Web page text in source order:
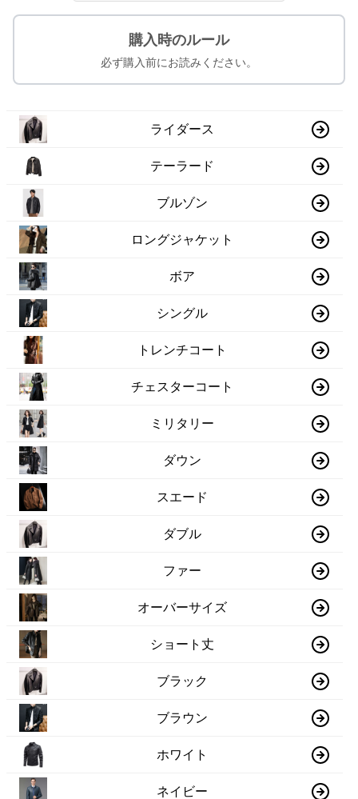
購入時のルール
必ず購入前にお読みください。
ライダース
テーラード
ブルゾン
ロングジャケット
ボア
シングル
トレンチコート
チェスターコート
ミリタリー
ダウン
スエード
ダブル
ファー
オーバーサイズ
ショート丈
ブラック
ブラウン
ホワイト
ネイビー